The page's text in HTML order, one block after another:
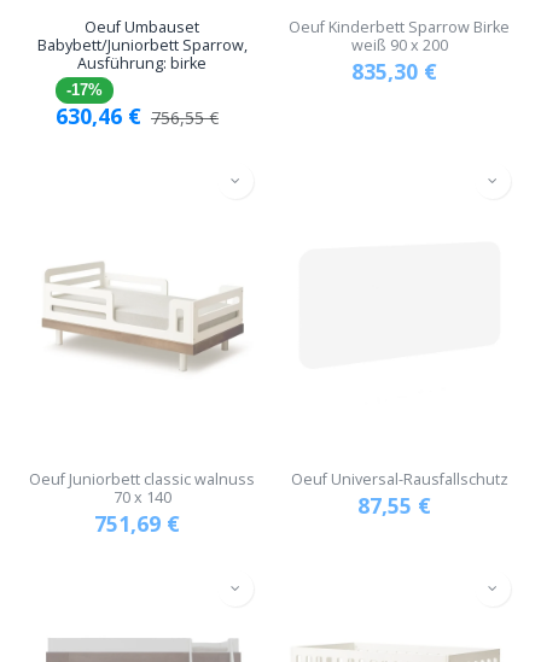
Oeuf Umbauset
Babybett/Juniorbett Sparrow,
Ausführung: birke
-17%
630,46 € 756,55€
Oeuf Kinderbett Sparrow Birke
weiß 90 x 200
835,30 €
Oeuf Juniorbett classic walnuss
70 x 140
751,69 €
Oeuf Universal-Rausfallschutz
87,55 €